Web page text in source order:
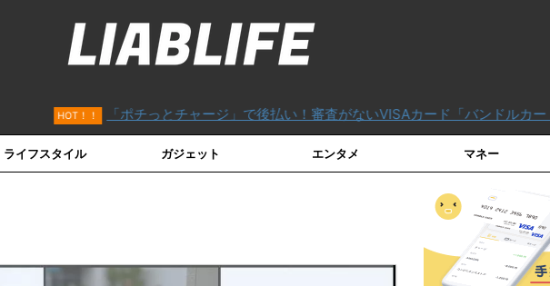
ポチっとチャージ」で後払い！審査がないVISAカード「バンドルカード」
ライフスタイル ガジェット エンタメ マネー